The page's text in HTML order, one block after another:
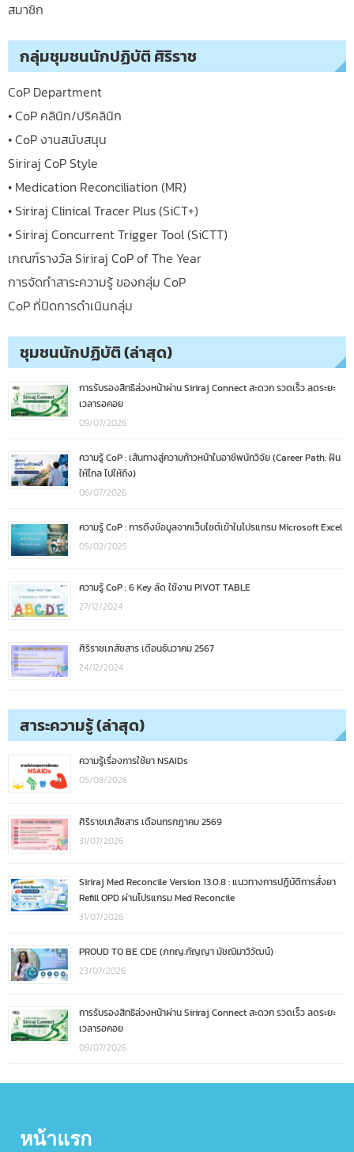
สมาชิก
กลุ่มชุมชนนักปฏิบัติ ศิริราช
CoP Department
• CoP คลินิก/ปริคลินิก
• CoP งานสนับสนุน
Siriraj CoP Style
• Medication Reconciliation (MR)
• Siriraj Clinical Tracer Plus (SiCT+)
• Siriraj Concurrent Trigger Tool (SiCTT)
เกณฑ์รางวัล Siriraj CoP of The Year
การจัดทำสาระความรู้ ของกลุ่ม CoP
CoP ที่ปิดการดำเนินกลุ่ม
ชุมชนนักปฏิบัติ (ล่าสุด)
การรับรองสิทธิล่วงหน้าผ่าน Siriraj Connect สะดวก รวดเร็ว ลดระยะ
เวลารอคอย
09/07/2026
ความรู้ CoP : เส้นทางสู่ความก้าวหน้าในอาชีพนักวิจัย (Career Path: ฝัน
ให้ไกล ไปให้ถึง)
06/07/2026
ความรู้ CoP : การดึงข้อมูลจากเว็บไซต์เข้าในโปรแกรม Microsoft Excel
05/02/2025
ความรู้ CoP : 6 Key ลัด ใช้งาน PIVOT TABLE
27/12/2024
ศิริราชเภสัชสาร เดือนธันวาคม 2567
24/12/2024
สาระความรู้ (ล่าสุด)
ความรู้เรื่องการใช้ยา NSAIDs
05/08/2026
ศิริราชเภสัชสาร เดือนกรกฎาคม 2569
31/07/2026
Siriraj Med Reconcile Version 13.0.8 : แนวทางการปฏิบัติการสั่งยา
Refill OPD ผ่านโปรแกรม Med Reconcile
31/07/2026
PROUD TO BE CDE (ภกญ.กัญญา มัชฌิมาวิวัฒน์)
23/07/2026
การรับรองสิทธิล่วงหน้าผ่าน Siriraj Connect สะดวก รวดเร็ว ลดระยะ
เวลารอคอย
09/07/2026
หน้าแรก